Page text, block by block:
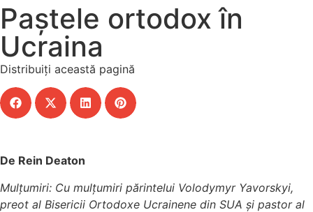
Paștele ortodox în
Ucraina
Distribuiți această pagină
De Rein Deaton
Mulțumiri: Cu mulțumiri părintelui Volodymyr Yavorskyi,
preot al Bisericii Ortodoxe Ucrainene din SUA și pastor al